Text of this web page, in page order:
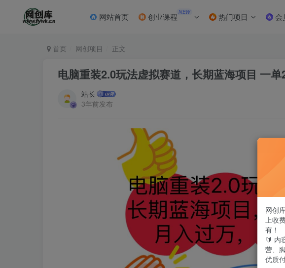
网站首页 创业课程 NEW 热门项目 会
首页 网创项目 正文
电脑重装2.0玩法虚拟赛道，长期蓝海项目 一
站长
3年前发布
网创
上收
有！
🔰 内
营、
优质